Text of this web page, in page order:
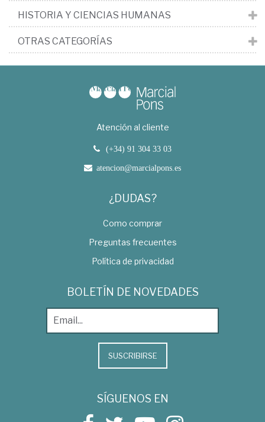
HISTORIA Y CIENCIAS HUMANAS
OTRAS CATEGORÍAS
Atención al cliente
(+34) 91 304 33 03
atencion@marcialpons.es
¿DUDAS?
Como comprar
Preguntas frecuentes
Política de privacidad
BOLETÍN DE NOVEDADES
SUSCRIBIRSE
SÍGUENOS EN